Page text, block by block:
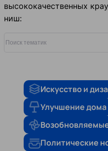
высококачественных
ниш:
Искусство и
Улучшение дома
Политические